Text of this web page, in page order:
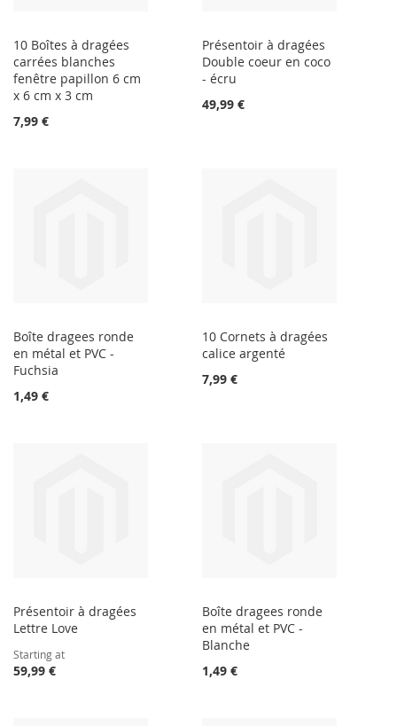
10 Boîtes à dragées
carrées blanches
fenêtre papillon 6 cm
x 6 cm x 3 cm
7,99 €
Présentoir à dragées
Double coeur en coco
- écru
49,99 €
Boîte dragees ronde
en métal et PVC -
Fuchsia
1,49 €
10 Cornets à dragées
calice argenté
7,99 €
Présentoir à dragées
Lettre Love
Starting at
59,99 €
Boîte dragees ronde
en métal et PVC -
Blanche
1,49 €